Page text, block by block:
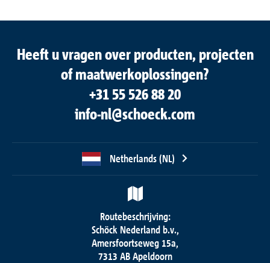
Heeft u vragen over producten, projecten
of maatwerkoplossingen?
+31 55 526 88 20
info-nl@schoeck.com
Netherlands (NL)
Routebeschrijving:
Schöck Nederland b.v.,
Amersfoortseweg 15a,
7313 AB Apeldoorn